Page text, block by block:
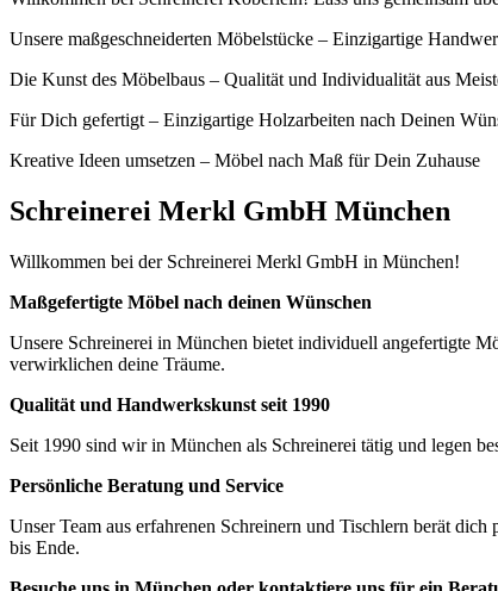
Unsere maßgeschneiderten Möbelstücke – Einzigartige
Die Kunst des Möbelbaus – Qualität und Individualität aus
Für Dich gefertigt – Einzigartige Holzarbeiten nach Deinen
Kreative Ideen umsetzen – Möbel nach Maß für Dein Zuhause
Schreinerei Merkl GmbH München
Willkommen bei der Schreinerei Merkl GmbH in München!
Maßgefertigte Möbel nach deinen Wünschen
Unsere Schreinerei in München bietet individuell angefertigte
verwirklichen deine Träume.
Qualität und Handwerkskunst seit 1990
Seit 1990 sind wir in München als Schreinerei tätig und legen
Persönliche Beratung und Service
Unser Team aus erfahrenen Schreinern und Tischlern berät
bis Ende.